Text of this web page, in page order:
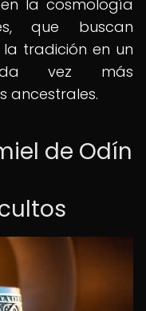
la cosmología
que buscan
tradición en un
vez más
ancestrales.
de Odín